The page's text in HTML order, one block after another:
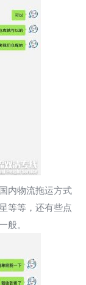
内物流拖运方式
等等，还有些点
般。